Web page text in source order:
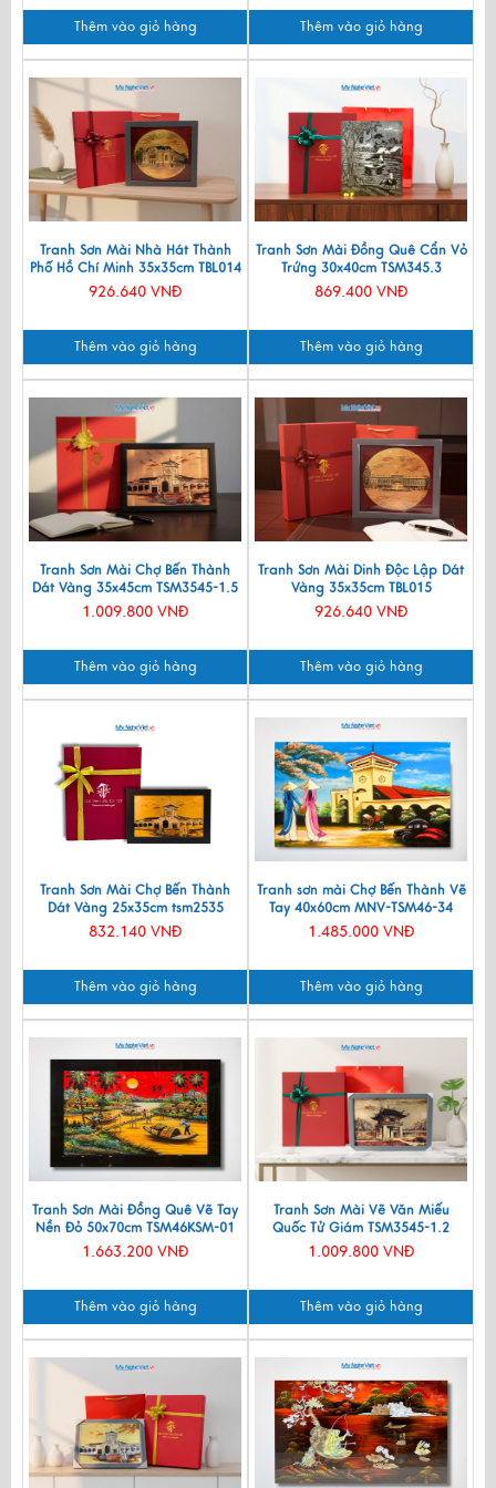
Thêm vào giỏ hàng Thêm vào giỏ hàng
Tranh Sơn Mài Nhà Hát Thành
Phố Hồ Chí Minh 35x35cm TBL014
926.640 VNĐ
Thêm vào giỏ hàng
Tranh Sơn Mài Đồng Quê Cẩn Vỏ
Trứng 30x40cm TSM345.3
869.400 VNĐ
Thêm vào giỏ hàng
Tranh Sơn Mài Chợ Bến Thành
Dát Vàng 35x45cm TSM3545-1.5
1.009.800 VNĐ
Thêm vào giỏ hàng
Tranh Sơn Mài Dinh Độc Lập Dát
Vàng 35x35cm TBL015
926.640 VNĐ
Thêm vào giỏ hàng
Tranh Sơn Mài Chợ Bến Thành
Dát Vàng 25x35cm tsm2535
832.140 VNĐ
Thêm vào giỏ hàng
Tranh sơn mài Chợ Bến Thành Vẽ
Tay 40x60cm MNV-TSM46-34
1.485.000 VNĐ
Thêm vào giỏ hàng
Tranh Sơn Mài Đồng Quê Vẽ Tay
Nền Đỏ 50x70cm TSM46KSM-01
1.663.200 VNĐ
Thêm vào giỏ hàng
Tranh Sơn Mài Vẽ Văn Miếu
Quốc Tử Giám TSM3545-1.2
1.009.800 VNĐ
Thêm vào giỏ hàng